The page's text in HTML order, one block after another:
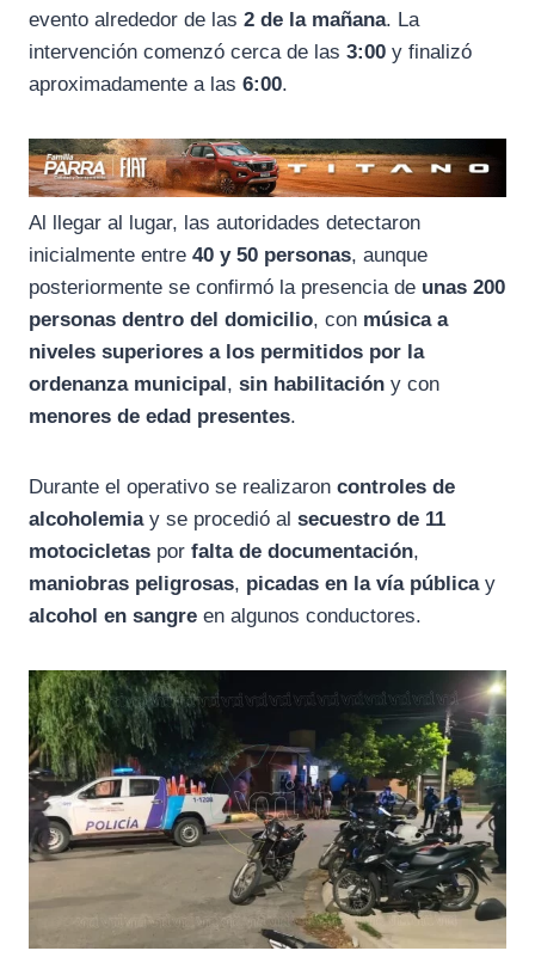
evento alrededor de las 2 de la mañana. La
intervención comenzó cerca de las 3:00 y finalizó
aproximadamente a las 6:00.
Al llegar al lugar, las autoridades detectaron
inicialmente entre 40 y 50 personas, aunque
posteriormente se confirmó la presencia de unas 200
personas dentro del domicilio, con música a
niveles superiores a los permitidos por la
ordenanza municipal, sin habilitación y con
menores de edad presentes.
Durante el operativo se realizaron controles de
alcoholemiay se procedió al secuestro de 11
motocicletas por falta de documentación,
maniobras peligrosas, picadas en la vía públicay
alcohol en sangre en algunos conductores.